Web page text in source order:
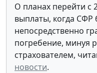
О планах перейти с
выплаты, когда СФР
непосредственно
погребение, минуя
страхователем,
новости.